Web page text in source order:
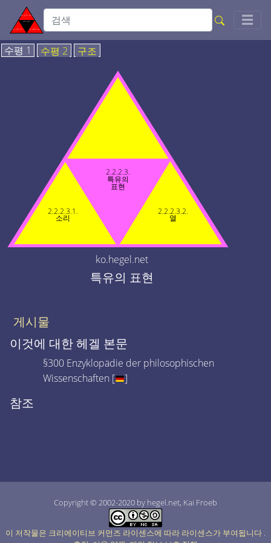
☰
수평 1 수평 2 구조
2.2.2.3.
특유의
표현
2.2.2.3.1.
소리
2.2.2.3.2.
열
ko.hegel.net
특유의 표현
게시물
이것에 대한 헤겔 본문
§300 Enzyklopädie der philosophischen
Wissenschaften [
]
참조
Copyright © 2002-2020 by hegel.net, Kai Froeb
이 저작물은 크리에이티브 커먼즈 라이센스에 따라 라이센스가 부여됩니다 .